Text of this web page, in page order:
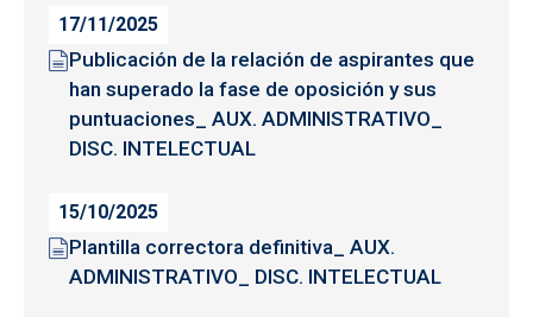
17/11/2025
Publicación de la relación de aspirantes que
han superado la fase de oposición y sus
puntuaciones_ AUX. ADMINISTRATIVO_
DISC. INTELECTUAL
15/10/2025
Plantilla correctora definitiva_ AUX.
ADMINISTRATIVO_ DISC. INTELECTUAL